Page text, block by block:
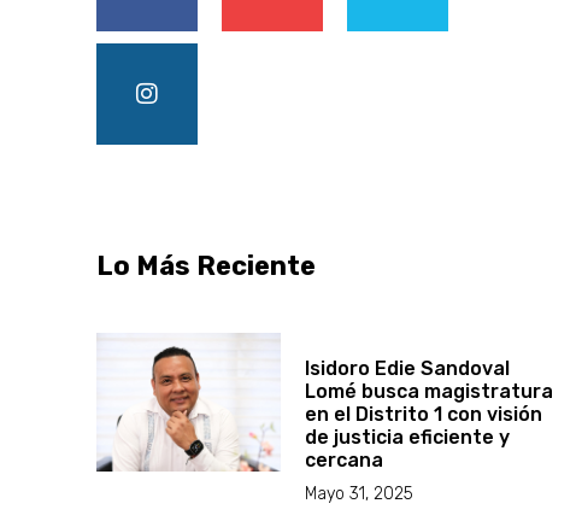
Lo Más Reciente
Isidoro Edie Sandoval
Lomé busca magistratura
en el Distrito 1 con visión
de justicia eficiente y
cercana
Mayo 31, 2025